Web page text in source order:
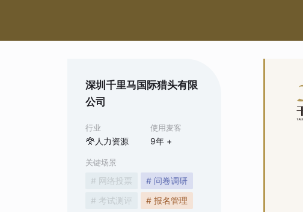
深圳千里马国际猎头有限
公司
行业
人力资源
使用麦客
9年 +
关键场景
# 网络投票
# 问卷调研
# 考试测评
# 报名管理